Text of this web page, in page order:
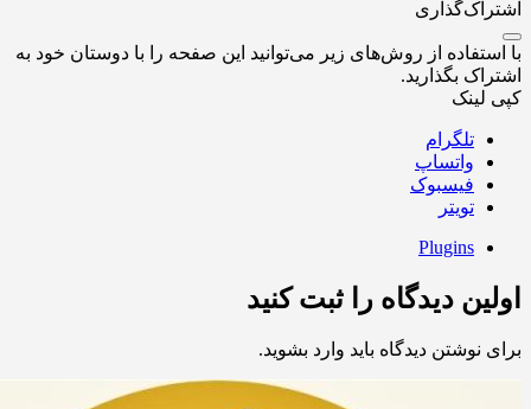
اشتراک‌گذاری
با استفاده از روش‌های زیر می‌توانید این صفحه را با دوستان خود به
اشتراک بگذارید.
کپی لینک
تلگرام
واتساپ
فیسبوک
تویتر
Plugins
اولین دیدگاه را ثبت کنید
برای نوشتن دیدگاه باید وارد بشوید.